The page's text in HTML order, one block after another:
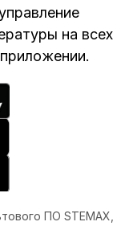
на всех
ПО STEMAX,